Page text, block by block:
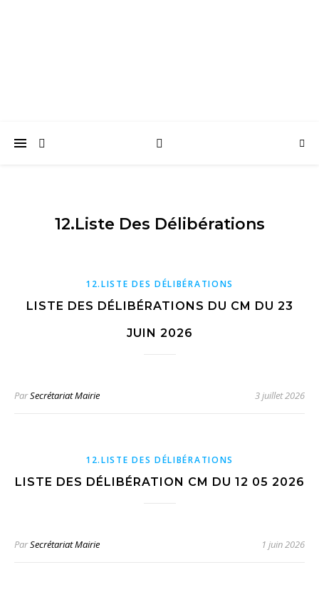
12.Liste Des Délibérations
12.LISTE DES DÉLIBÉRATIONS
LISTE DES DÉLIBÉRATIONS DU CM DU 23
JUIN 2026
ParSecrétariat Mairie 3 juillet 2026
12.LISTE DES DÉLIBÉRATIONS
LISTE DES DÉLIBÉRATION CM DU 12 05 2026
ParSecrétariat Mairie 1 juin 2026